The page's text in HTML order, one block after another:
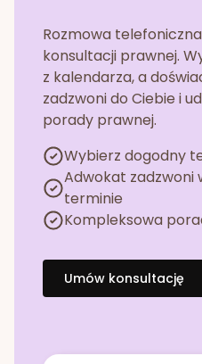
Rozmowa
konsultacji prawnej.
z kalendarza, a
zadzwoni do Ciebie i
porady prawnej.
Wybierz dogodny
Adwokat zadzwoni
terminie
Kompleksowa
Umów konsultację